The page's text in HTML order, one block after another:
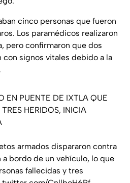
cinco personas que fueron
Los paramédicos realizaron
pero confirmaron que dos
con signos vitales debido a la
EN PUENTE DE IXTLA QUE
HERIDOS, INICIA
armados dispararon contra
bordo de un vehículo, lo que
fallecidas y tres